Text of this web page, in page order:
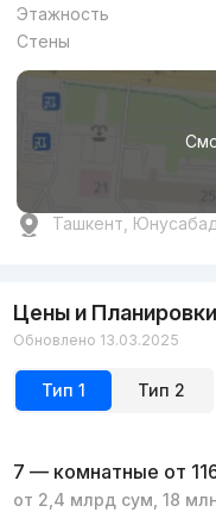
Этажность
Стены
Ташкент,
Цены и Планировки
Обновлено 13.03.2025
Тип 1 Тип 2
7 — комнатные от
от 2,4 млрд сум 18